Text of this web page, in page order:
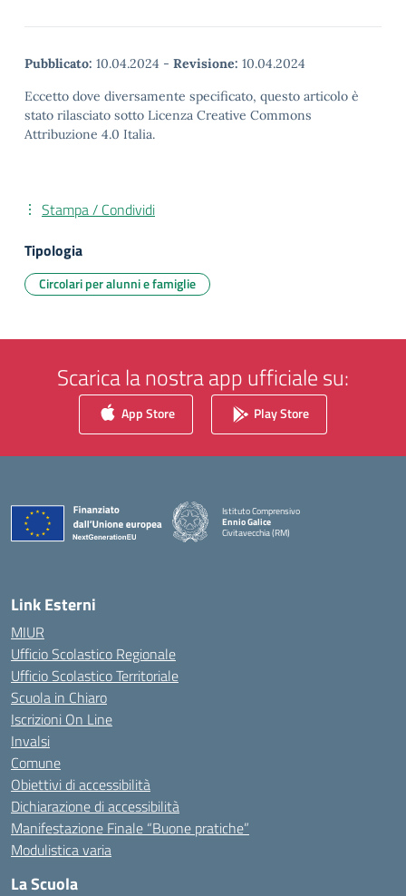
Pubblicato: 10.04.2024 - Revisione: 10.04.2024
Eccetto dove diversamente specificato, questo articolo è
stato rilasciato sotto Licenza Creative Commons
Attribuzione 4.0 Italia.
Stampa / Condividi
Tipologia
Circolari per alunni e famiglie
Scarica la nostra app ufficiale su:
App Store Play Store
Istituto Comprensivo
Ennio Galice
Civitavecchia (RM)
Link Esterni
MIUR
Ufficio Scolastico Regionale
Ufficio Scolastico Territoriale
Scuola in Chiaro
Iscrizioni On Line
Invalsi
Comune
Obiettivi di accessibilità
Dichiarazione di accessibilità
Manifestazione Finale “Buone pratiche”
Modulistica varia
La Scuola